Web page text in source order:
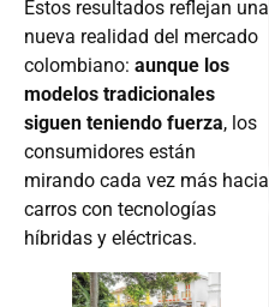
Estos resultados reflejan una
nueva realidad del mercado
colombiano: aunque los
modelos tradicionales
siguen teniendo fuerza, los
consumidores están
mirando cada vez más hacia
carros con tecnologías
híbridas y eléctricas.